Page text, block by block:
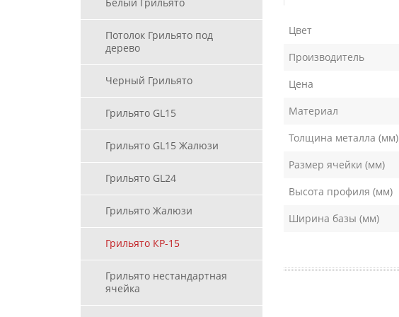
Потолок Грильято под
дерево
Черный Грильято
Грильято GL15
Грильято GL15 Жалюзи
Грильято GL24
Грильято Жалюзи
Грильято КР-15
Грильято нестандартная
ячейка
Цвет
Производитель
Цена
Материал
Толщина металла (мм)
Размер ячейки (мм)
Высота профиля (мм)
Ширина базы (мм)